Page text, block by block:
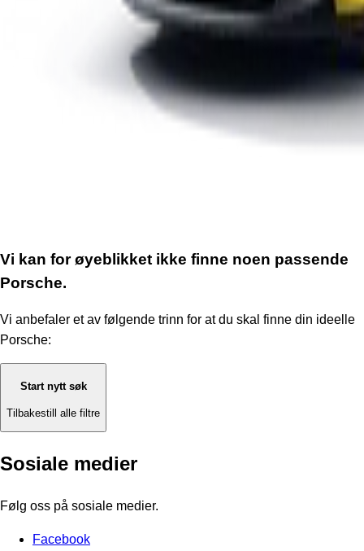
Vi kan for øyeblikket ikke finne noen passende
Porsche.
Vi anbefaler et av følgende trinn for at du skal finne din ideelle
Porsche:
Start nytt søk
Tilbakestill alle filtre
Sosiale medier
Følg oss på sosiale medier.
Facebook